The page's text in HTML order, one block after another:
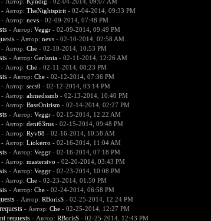
- Автор: TheNightspirit- 02-04-2014, 09:33 PM
- Автор: nevs- 02-09-2014, 07:48 PM
- Автор: Veggr- 02-09-2014, 09:49 PM
- Автор: nevs- 02-10-2014, 02:58 AM
- Автор: Che- 02-10-2014, 10:53 PM
- Автор: Gerlania- 02-11-2014, 12:26 AM
- Автор: Che- 02-11-2014, 08:23 PM
- Автор: Che- 02-12-2014, 07:36 PM
- Автор: secs0 - 02-12-2014, 03:14 PM
- Автор: ahmedssmb - 02-13-2014, 10:40 PM
- Автор: BassOnirism - 02-14-2014, 02:27 PM
- Автор: Veggr- 02-15-2014, 12:22 AM
- Автор: deni63rus- 02-15-2014, 09:48 PM
- Автор: Ryv88 - 02-16-2014, 10:58 AM
- Автор: Liokerro - 02-16-2014, 11:04 AM
- Автор: Veggr- 02-16-2014, 07:18 PM
- Автор: masterstvo - 02-20-2014, 03:43 PM
- Автор: Veggr- 02-23-2014, 10:08 PM
- Автор: Che- 02-23-2014, 01:50 PM
- Автор: Che- 02-24-2014, 06:58 PM
- Автор: RBorisS- 02-25-2014, 12:24 PM
- Автор: Che- 02-25-2014, 12:27 PM
requests - Автор: RBorisS- 02-25-2014, 12:43 PM